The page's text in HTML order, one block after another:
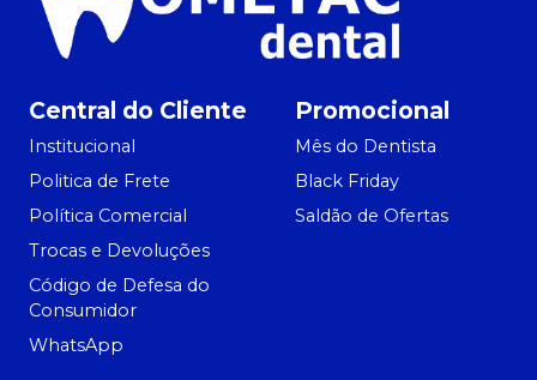
Central do Cliente
Institucional
Politica de Frete
Política Comercial
Trocas e Devoluções
Código de Defesa do
Consumidor
WhatsApp
Promocional
Mês do Dentista
Black Friday
Saldão de Ofertas